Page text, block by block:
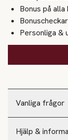
Vanliga frågor
Hjälp &
Bonus på alla
Bonuscheckar
Personliga &